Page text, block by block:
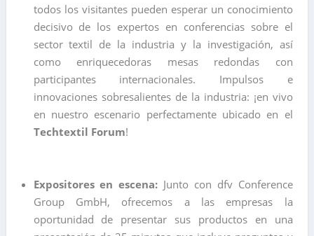
todos los visitantes pueden esperar un conocimiento
decisivo de los expertos en conferencias sobre el
sector textil de la industria y la investigación, así
como enriquecedoras mesas redondas con
participantes internacionales. Impulsos e
innovaciones sobresalientes de la industria: ¡en vivo
en nuestro escenario perfectamente ubicado en el
Techtextil Forum!
Expositores en escena: Junto con dfv Conference
Group GmbH, ofrecemos a las empresas la
oportunidad de presentar sus productos en una